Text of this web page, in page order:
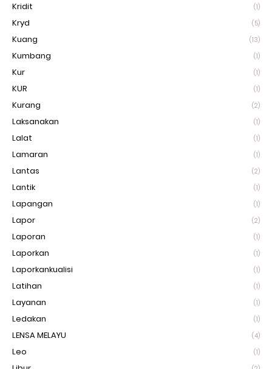
Kridit (1)
Kryd (5)
Kuang (13)
Kumbang (1)
Kur (1)
KUR (1)
Kurang (2)
Laksanakan (1)
Lalat (1)
Lamaran (1)
Lantas (2)
Lantik (1)
Lapangan (1)
Lapor (2)
Laporan (1)
Laporkan (1)
Laporkankualisi (1)
Latihan (1)
Layanan (1)
Ledakan (1)
LENSA MELAYU (4)
Leo (1)